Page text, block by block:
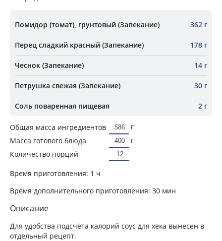
Помидор (томат), грунтовый (Запекание) 362 г
Перец сладкий красный (Запекание) 178 г
Чеснок (Запекание) 14 г
Петрушка свежая (Запекание) 30 г
Соль поваренная пищевая 2 г
Общая масса ингредиентов
г
Масса готового блюда
г
Количество порций
Время приготовления: 1 ч
Время дополнительного приготовления: 30 мин
Описание
Для удобства подсчёта калорий соус для хека вынесен в
отдельный рецепт.